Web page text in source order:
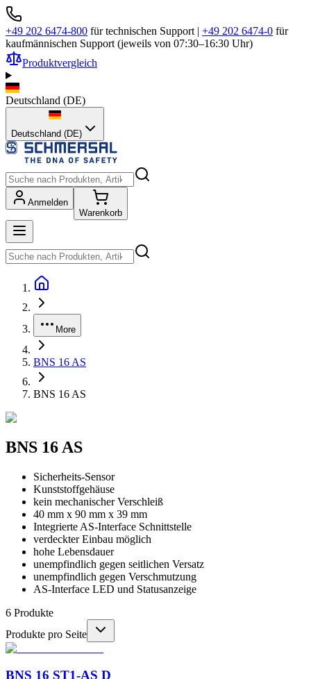
+49 202 6474-800 für technischen Support | +49 202 6474-0 für
kaufmännischen Support (jeweils von 07:30–16:30 Uhr)
Produktvergleich
Deutschland (DE)
Deutschland (DE)
Anmelden
Warenkorb
More
BNS 16 AS
BNS 16 AS
BNS 16 AS
Sicherheits-Sensor
Kunststoffgehäuse
kein mechanischer Verschleiß
40 mm x 90 mm x 39 mm
Integrierte AS-Interface Schnittstelle
verdeckter Einbau möglich
hohe Lebensdauer
unempfindlich gegen seitlichen Versatz
unempfindlich gegen Verschmutzung
AS-Interface LED und Statusanzeige
6 Produkte
Produkte pro Seite
BNS 16 ST1-AS D